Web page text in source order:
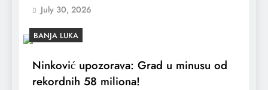
July 30, 2026
BANJA LUKA
Ninković upozorava: Grad u minusu od
rekordnih 58 miliona!